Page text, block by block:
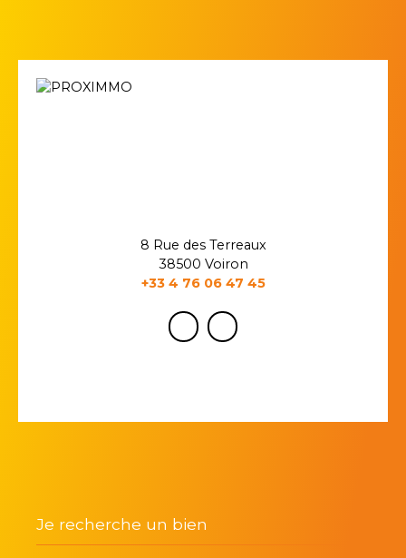
8 Rue des Terreaux
38500 Voiron
+33 4 76 06 47 45
Je recherche un bien